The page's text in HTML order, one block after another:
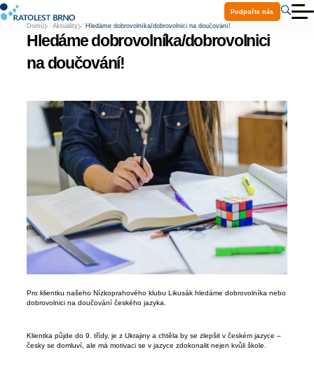
O nás
Aktuality
Praxe a stáže
Kontakty
Pomoc Ukrajině
Podpořte nás
Domů Aktuality Hledáme dobrovolníka/dobrovolnici na doučování!
Hledáme dobrovolníka/dobrovolnici
na doučování!
Pro klientku našeho Nízkoprahového klubu Likusák hledáme dobrovolníka nebo
dobrovolnici na doučování českého jazyka.
Klientka půjde do 9. třídy, je z Ukrajiny a chtěla by se zlepšit v českém jazyce –
česky se domluví, ale má motivaci se v jazyce zdokonalit nejen kvůli škole.